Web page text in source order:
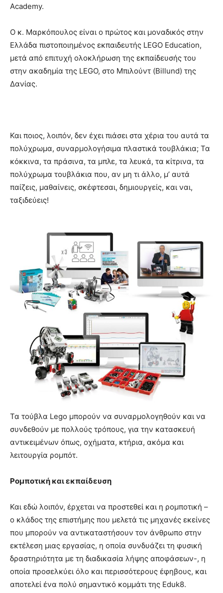
Academy.
Ο κ. Μαρκόπουλος είναι ο πρώτος και μοναδικός στην
Ελλάδα πιστοποιημένος εκπαιδευτής LEGO Education,
μετά από επιτυχή ολοκλήρωση της εκπαίδευσής του
στην ακαδημία της LEGO, στο Μπιλούντ (Billund) της
Δανίας.
Και ποιος, λοιπόν, δεν έχει πιάσει στα χέρια του αυτά τα
πολύχρωμα, συναρμολογήσιμα πλαστικά τουβλάκια; Τα
κόκκινα, τα πράσινα, τα μπλε, τα λευκά, τα κίτρινα, τα
πολύχρωμα τουβλάκια που, αν μη τι άλλο, μ’ αυτά
παίζεις, μαθαίνεις, σκέφτεσαι, δημιουργείς, και ναι,
ταξιδεύεις!
Τα τούβλα Lego μπορούν να συναρμολογηθούν και να
συνδεθούν με πολλούς τρόπους, για την κατασκευή
αντικειμένων όπως, οχήματα, κτήρια, ακόμα και
λειτουργία ρομπότ.
Ρομποτική και εκπαίδευση
Και εδώ λοιπόν, έρχεται να προστεθεί και η ρομποτική –
ο κλάδος της επιστήμης που μελετά τις μηχανές εκείνες
που μπορούν να αντικαταστήσουν τον άνθρωπο στην
εκτέλεση μιας εργασίας, η οποία συνδυάζει τη φυσική
δραστηριότητα με τη διαδικασία λήψης αποφάσεων-, η
οποία προσελκύει όλο και περισσότερους έφηβους, και
αποτελεί ένα πολύ σημαντικό κομμάτι της Eduk8.